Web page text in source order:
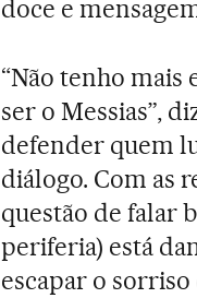
doce e
“Não tenho mais
ser o Messias”,
defender quem
diálogo. Com as
questão de falar
periferia) está
escapar o